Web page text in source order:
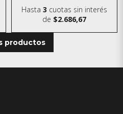
Hasta 3 cuotas sin interés
de $2.686,67
productos